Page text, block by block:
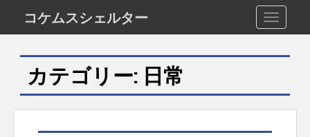
k
コケムスシェルター
カテゴリー: 日常